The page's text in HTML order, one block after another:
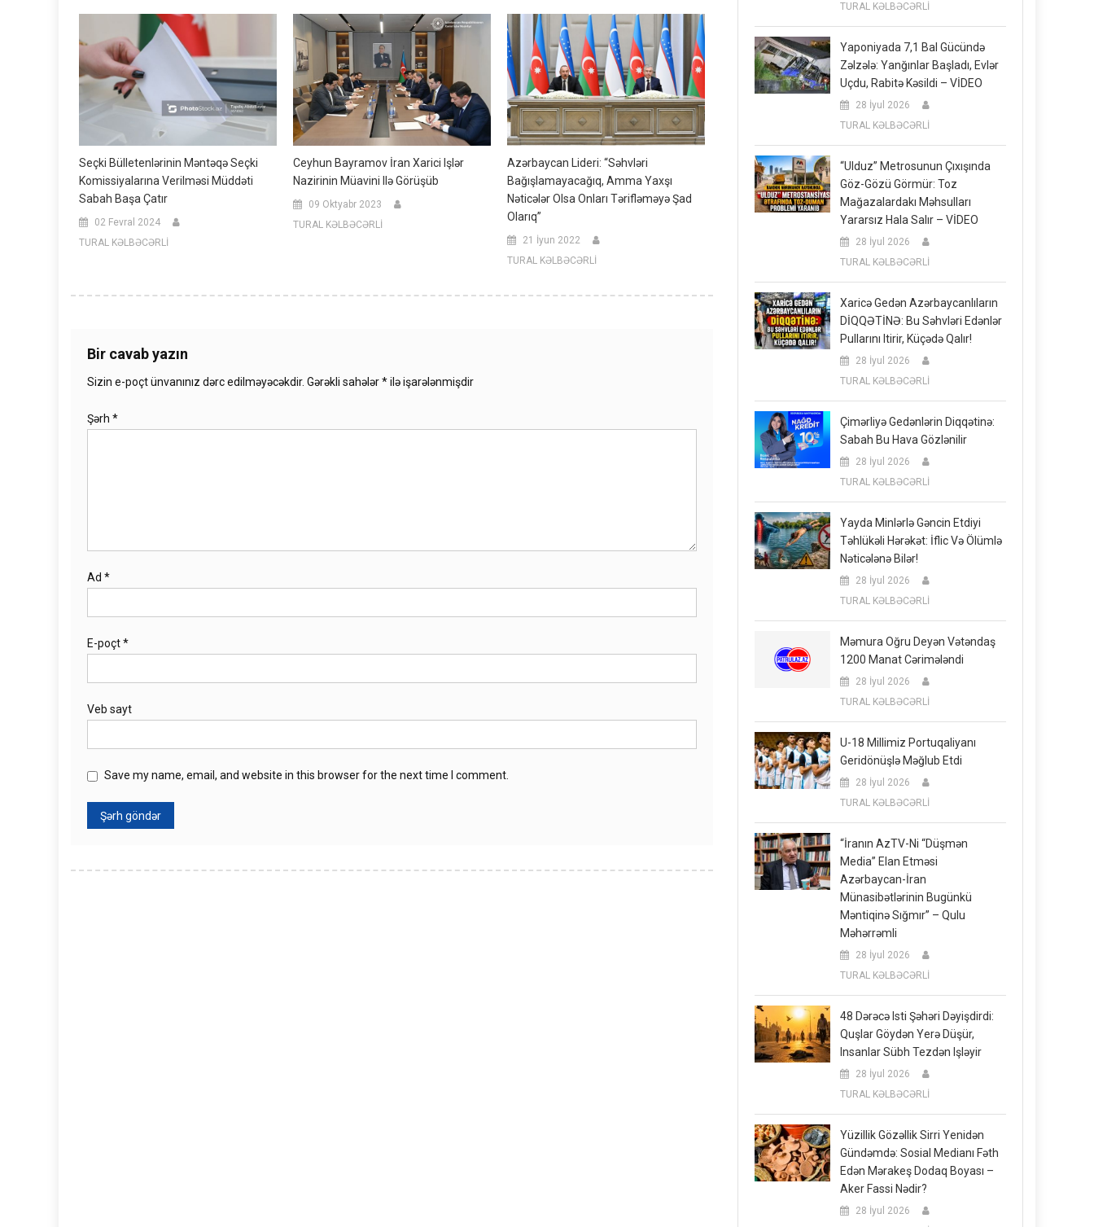
Seçki Bülletenlərinin Məntəqə Seçki
Komissiyalarına Verilməsi Müddəti
Sabah Başa Çatır
02 Fevral 2024
TURAL KƏLBƏCƏRLİ
Ceyhun Bayramov İran Xarici Işlər
Nazirinin Müavini Ilə Görüşüb
09 Oktyabr 2023
TURAL KƏLBƏCƏRLİ
Azərbaycan Lideri: “Səhvləri
Bağışlamayacağıq, Amma Yaxşı
Nəticələr Olsa Onları Tərifləməyə Şad
Olarıq”
21 İyun 2022
TURAL KƏLBƏCƏRLİ
Bir cavab yazın
Sizin e-poçt ünvanınız dərc edilməyəcəkdir. Gərəkli sahələr*ilə işarələnmişdir
Şərh *
Ad *
E-poçt*
Veb sayt
Save my name, email, and website in this browser for the next time I comment.
TURAL KƏLBƏCƏRLİ
Yaponiyada 7,1 Bal Gücündə
Zəlzələ: Yanğınlar Başladı, Evlər
Uçdu, Rabitə Kəsildi – VİDEO
28 İyul 2026
TURAL KƏLBƏCƏRLİ
“Ulduz” Metrosunun Çıxışında
Göz-Gözü Görmür: Toz
Mağazalardakı Məhsulları
Yararsız Hala Salır – VİDEO
28 İyul 2026
TURAL KƏLBƏCƏRLİ
Xaricə Gedən Azərbaycanlıların
DİQQƏTİNƏ: Bu Səhvləri Edənlər
Pullarını Itirir, Küçədə Qalır!
28 İyul 2026
TURAL KƏLBƏCƏRLİ
Çimərliyə Gedənlərin Diqqətinə:
Sabah Bu Hava Gözlənilir
28 İyul 2026
TURAL KƏLBƏCƏRLİ
Yayda Minlərlə Gəncin Etdiyi
Təhlükəli Hərəkət: İflic Və Ölümlə
Nəticələnə Bilər!
28 İyul 2026
TURAL KƏLBƏCƏRLİ
Məmura Oğru Deyən Vətəndaş
1200 Manat Cərimələndi
28 İyul 2026
TURAL KƏLBƏCƏRLİ
U-18 Millimiz Portuqaliyanı
Geridönüşlə Məğlub Etdi
28 İyul 2026
TURAL KƏLBƏCƏRLİ
“İranın AzTV-Ni “düşmən
Media” Elan Etməsi
Azərbaycan-İran
Münasibətlərinin Bugünkü
Məntiqinə Sığmır” – Qulu
Məhərrəmli
28 İyul 2026
TURAL KƏLBƏCƏRLİ
48 Dərəcə Isti Şəhəri Dəyişdirdi:
Quşlar Göydən Yerə Düşür,
Insanlar Sübh Tezdən Işləyir
28 İyul 2026
TURAL KƏLBƏCƏRLİ
Yüzillik Gözəllik Sirri Yenidən
Gündəmdə: Sosial Medianı Fəth
Edən Mərakeş Dodaq Boyası –
Aker Fassi Nədir?
28 İyul 2026